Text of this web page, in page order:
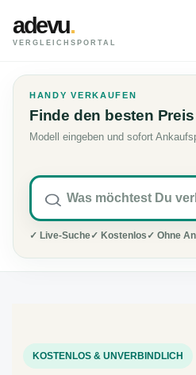
adevu.
VERGLEICHSPORTAL
HANDY VERKAUFEN
Finde den besten
Modell eingeben und sofort
✓ Live-Suche✓ Kostenlos ✓ Ohne
KOSTENLOS & UNVERBINDLICH